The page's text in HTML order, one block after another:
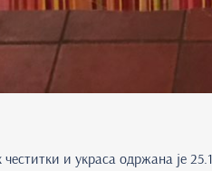
и украса одржана је